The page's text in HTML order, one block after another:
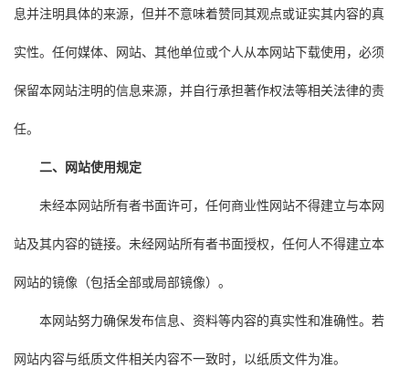
息并注明具体的来源，但并不意味着赞同其观点或证实其内容的真
实性。任何媒体、网站、其他单位或个人从本网站下载使用，必须
保留本网站注明的信息来源，并自行承担著作权法等相关法律的责
任。
二、网站使用规定
未经本网站所有者书面许可，任何商业性网站不得建立与本网
站及其内容的链接。未经网站所有者书面授权，任何人不得建立本
网站的镜像（包括全部或局部镜像）。
本网站努力确保发布信息、资料等内容的真实性和准确性。若
网站内容与纸质文件相关内容不一致时，以纸质文件为准。